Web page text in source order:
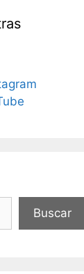
Buscar